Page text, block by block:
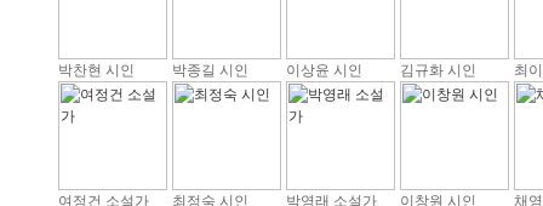
박찬현 시인 박종길 시인 이상윤 시인 김규화 시인 최
여정건 소설가 최정숙 시인 박영래 소설가 이창원 시인 채